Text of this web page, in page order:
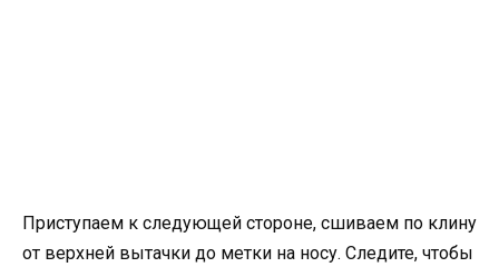
Приступаем к следующей стороне, сшиваем по клину
от верхней вытачки до метки на носу. Следите, чтобы